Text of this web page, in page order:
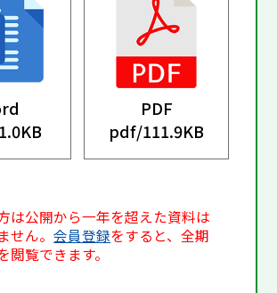
PDF
pdf/111.9KB
は公開から一年を超えた資料は
せん。会員登録をすると、全期
閲覧できます。